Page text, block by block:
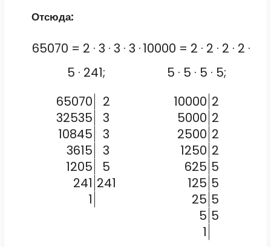
Отсюда:
65070 = 2 · 3 · 3 · 3 ·
5 · 241;
65070
2
32535
3
10845
3
3615
3
1205
5
241 241
1
10000 = 2 · 2 · 2 · 2 ·
5 · 5 · 5 · 5;
10000 2
5000 2
2500 2
1250 2
625 5
125 5
25 5
5 5
1